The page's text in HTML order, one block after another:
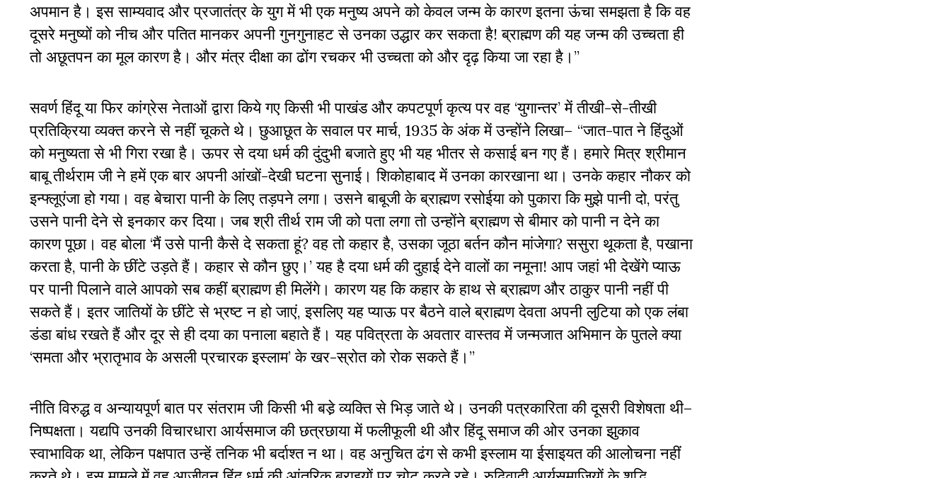
अपमान है। इस साम्यवाद और प्रजातंत्र के युग में भी एक मनुष्य अपने को केवल जन्म के कारण इतना ऊंचा समझता है कि वह
दूसरे मनुष्यों को नीच और पतित मानकर अपनी गुनगुनाहट से उनका उद्धार कर सकता है! ब्राह्मण की यह जन्म की उच्चता ही
तो अछूतपन का मूल कारण है। और मंत्र दीक्षा का ढोंग रचकर भी उच्चता को और दृढ़ किया जा रहा है।”
सवर्ण हिंदू या फिर कांग्रेस नेताओं द्वारा किये गए किसी भी पाखंड और कपटपूर्ण कृत्य पर वह ‘युगान्तर’ में तीखी-से-तीखी
प्रतिक्रिया व्यक्त करने से नहीं चूकते थे। छुआछूत के सवाल पर मार्च, 1935 के अंक में उन्होंने लिखा– “जात-पात ने हिंदुओं
को मनुष्यता से भी गिरा रखा है। ऊपर से दया धर्म की दुंदुभी बजाते हुए भी यह भीतर से कसाई बन गए हैं। हमारे मित्र श्रीमान
बाबू तीर्थराम जी ने हमें एक बार अपनी आंखों-देखी घटना सुनाई। शिकोहाबाद में उनका कारखाना था। उनके कहार नौकर को
इन्फ्लूएंजा हो गया। वह बेचारा पानी के लिए तड़पने लगा। उसने बाबूजी के ब्राह्मण रसोईया को पुकारा कि मुझे पानी दो, परंतु
उसने पानी देने से इनकार कर दिया। जब श्री तीर्थ राम जी को पता लगा तो उन्होंने ब्राह्मण से बीमार को पानी न देने का
कारण पूछा। वह बोला ‘मैं उसे पानी कैसे दे सकता हूं? वह तो कहार है, उसका जूठा बर्तन कौन मांजेगा? ससुरा थूकता है, पखाना
करता है, पानी के छींटे उड़ते हैं। कहार से कौन छुए।’ यह है दया धर्म की दुहाई देने वालों का नमूना! आप जहां भी देखेंगे प्याऊ
पर पानी पिलाने वाले आपको सब कहीं ब्राह्मण ही मिलेंगे। कारण यह कि कहार के हाथ से ब्राह्मण और ठाकुर पानी नहीं पी
सकते हैं। इतर जातियों के छींटे से भ्रष्ट न हो जाएं, इसलिए यह प्याऊ पर बैठने वाले ब्राह्मण देवता अपनी लुटिया को एक लंबा
डंडा बांध रखते हैं और दूर से ही दया का पनाला बहाते हैं। यह पवित्रता के अवतार वास्तव में जन्मजात अभिमान के पुतले क्या
‘समता और भ्रातृभाव के असली प्रचारक इस्लाम’ के खर-स्रोत को रोक सकते हैं।”
नीति विरुद्ध व अन्यायपूर्ण बात पर संतराम जी किसी भी बडे़ व्यक्ति से भिड़ जाते थे। उनकी पत्रकारिता की दूसरी विशेषता थी–
निष्पक्षता। यद्यपि उनकी विचारधारा आर्यसमाज की छत्रछाया में फलीफूली थी और हिंदू समाज की ओर उनका झुकाव
स्वाभाविक था, लेकिन पक्षपात उन्हें तनिक भी बर्दाश्त न था। वह अनुचित ढंग से कभी इस्लाम या ईसाइयत की आलोचना नहीं